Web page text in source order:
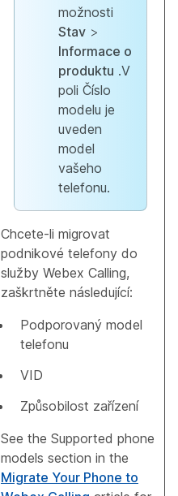
možnosti
Stav >
Informace o
produktu .V
poli Číslo
modelu je
uveden
model
vašeho
telefonu.
Chcete-li migrovat
podnikové telefony do
služby Webex Calling,
zaškrtněte následující:
Podporovaný model
telefonu
VID
Způsobilost zařízení
See the Supported phone
models section in the
Migrate Your Phone to